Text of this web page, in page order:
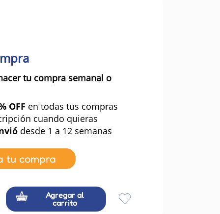
tu compra semanal o
OFF en todas tus compras
cuando quieras
desde 1 a 12 semanas
tu compra
Agregar al
carrito